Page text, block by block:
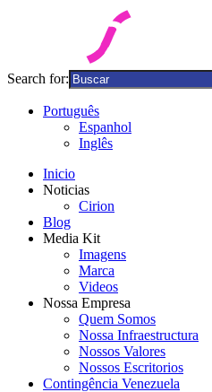
Search for:
Português
Espanhol
Inglês
Inicio
Noticias
Cirion
Blog
Media Kit
Imagens
Marca
Videos
Nossa Empresa
Quem Somos
Nossa Infraestructura
Nossos Valores
Nossos Escritorios
Contingência Venezuela